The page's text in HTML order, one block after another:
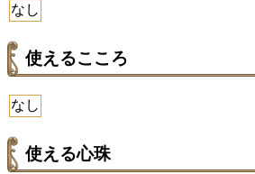
なし
使えるこころ
なし
使える心珠